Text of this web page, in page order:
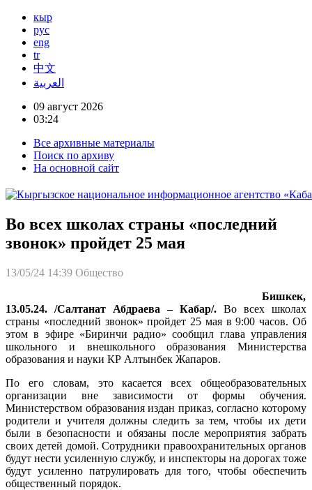
кыр
рус
eng
tr
中文
العربية
09 август 2026
03:24
Все архивные материалы
Поиск по архиву
На основной сайт
Во всех школах страны «последний
звонок» пройдет 25 мая
13/05/24 14:39 Общество
Бишкек,
13.05.24. /Салтанат Абдраева – Кабар/. Во всех школах
страны «последний звонок» пройдет 25 мая в 9:00 часов. Об
этом в эфире «Биринчи радио» сообщил глава управления
школьного и внешкольного образования Министерства
образования и науки КР Алтынбек Жапаров.
По его словам, это касается всех общеобразовательных
организации вне зависимости от формы обучения.
Министерством образования издан приказ, согласно которому
родители и учителя должны следить за тем, чтобы их дети
были в безопасности и обязаны после мероприятия забрать
своих детей домой. Сотрудники правоохранительных органов
будут нести усиленную службу, и инспекторы на дорогах тоже
будут усиленно патрулировать для того, чтобы обеспечить
общественный порядок.